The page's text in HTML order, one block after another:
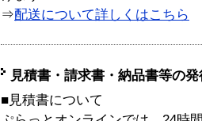
⇒配送について詳しくはこちら
見積書・請求書・納品書等の
■見積書について